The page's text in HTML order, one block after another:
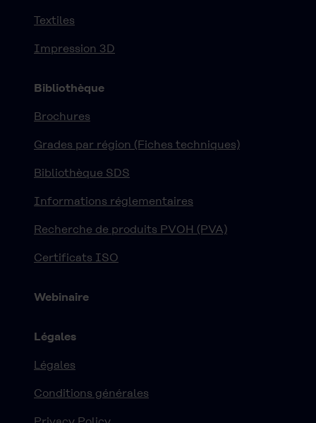
Textiles
Impression 3D
Bibliothèque
Brochures
Grades par région (Fiches techniques)
Bibliothèque SDS
Informations réglementaires
Recherche de produits PVOH (PVA)
Certificats ISO
Webinaire
Légales
Légales
Conditions générales